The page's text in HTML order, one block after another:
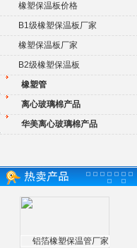
橡塑保温板价格
B1级橡塑保温板厂家
橡塑保温板厂家
B2级橡塑保温板
橡塑管
离心玻璃棉产品
华美离心玻璃棉产品